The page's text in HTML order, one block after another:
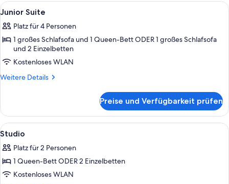
Alle
Fotos
für
Junior
Suite
anzeigen
Allergikerbettwaren, Zimmersafe,
10
Junior Suite
Platz für 4 Personen
1 großes Schlafsofa und 1 Queen-Bett ODER 1 großes Schlafsofa
und 2 Einzelbetten
Kostenloses WLAN
Weitere Details
Weitere
Suite
Preise und Verfügbarkeit prüfen
Alle
Fotos
für
Studio
anzeigen
Ein Hotelzimmer mit einem großen
9
Studio
Platz für 2 Personen
1 Queen-Bett ODER 2 Einzelbetten
Kostenloses WLAN